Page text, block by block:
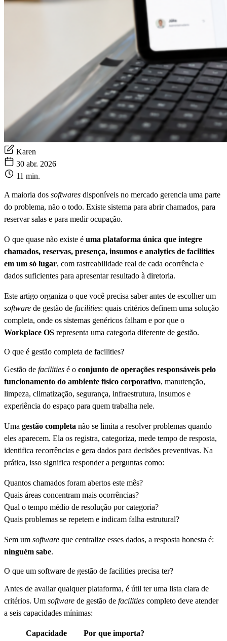
Karen
30 abr. 2026
11 min.
A maioria dos softwares disponíveis no mercado gerencia uma parte
do problema, não o todo. Existe sistema para abrir chamados, para
reservar salas e para medir ocupação.
O que quase não existe é uma plataforma única que integre
chamados, reservas, presença, insumos e analytics de facilities
em um só lugar, com rastreabilidade real de cada ocorrência e
dados suficientes para apresentar resultado à diretoria.
Este artigo organiza o que você precisa saber antes de escolher um
software de gestão de facilities: quais critérios definem uma solução
completa, onde os sistemas genéricos falham e por que o
Workplace OS representa uma categoria diferente de gestão.
O que é gestão completa de facilities?
Gestão de facilities é o conjunto de operações responsáveis pelo
funcionamento do ambiente físico corporativo, manutenção,
limpeza, climatização, segurança, infraestrutura, insumos e
experiência do espaço para quem trabalha nele.
Uma gestão completa não se limita a resolver problemas quando
eles aparecem. Ela os registra, categoriza, mede tempo de resposta,
identifica recorrências e gera dados para decisões preventivas. Na
prática, isso significa responder a perguntas como:
Quantos chamados foram abertos este mês?
Quais áreas concentram mais ocorrências?
Qual o tempo médio de resolução por categoria?
Quais problemas se repetem e indicam falha estrutural?
Sem um software que centralize esses dados, a resposta honesta é:
ninguém sabe.
O que um software de gestão de facilities precisa ter?
Antes de avaliar qualquer plataforma, é útil ter uma lista clara de
critérios. Um software de gestão de facilities completo deve atender
a seis capacidades mínimas:
Capacidade
Por que importa?